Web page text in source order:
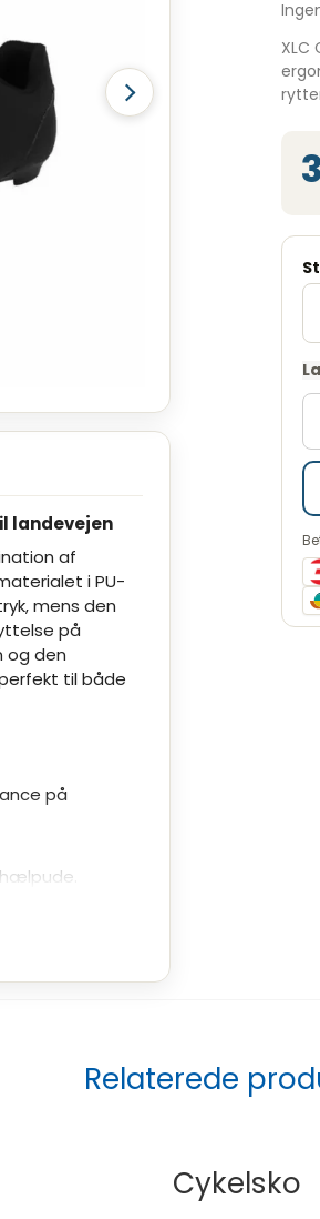
landevejen
af
i PU-
mens den
på
og den
til både
på
så du nemt
XLC
Relaterede
Cykelsko